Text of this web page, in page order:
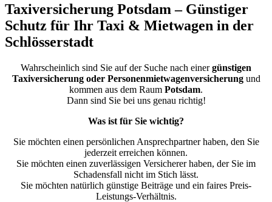
Taxiversicherung Potsdam – Günstiger
Schutz für Ihr Taxi & Mietwagen in der
Schlösserstadt
Wahrscheinlich sind Sie auf der Suche nach einergünstigen
Taxiversicherung oder Personenmietwagenversicherungund
kommen aus dem Raum Potsdam.
Dann sind Sie bei uns genau richtig!
Was ist für Sie wichtig?
Sie möchten einen persönlichen Ansprechpartner haben, den Sie
jederzeit erreichen können.
Sie möchten einen zuverlässigen Versicherer haben, der Sie im
Schadensfall nicht im Stich lässt.
Sie möchten natürlich günstige Beiträge und ein faires Preis-
Leistungs-Verhältnis.